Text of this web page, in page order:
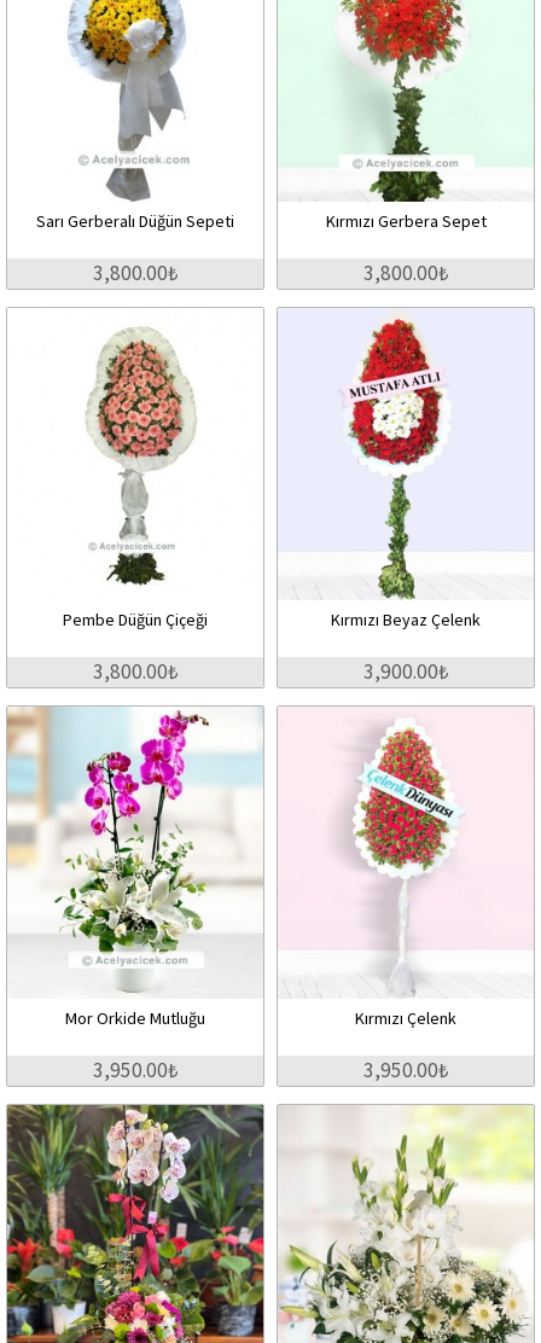
Sarı Gerberalı Düğün Sepeti
3,800.00₺
Kırmızı Gerbera Sepet
3,800.00₺
Pembe Düğün Çiçeği
3,800.00₺
Kırmızı Beyaz Çelenk
3,900.00₺
Mor Orkide Mutluğu
3,950.00₺
Kırmızı Çelenk
3,950.00₺